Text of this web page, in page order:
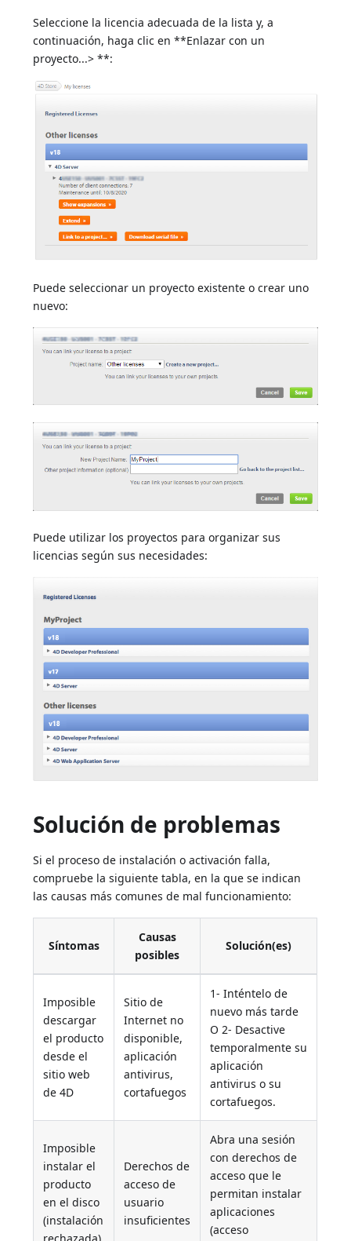
Seleccione la licencia adecuada de la lista y, a
continuación, haga clic en **Enlazar con un
proyecto...> **:
Puede seleccionar un proyecto existente o crear uno
nuevo:
Puede utilizar los proyectos para organizar sus
licencias según sus necesidades:
Solución de problemas
Si el proceso de instalación o activación falla,
compruebe la siguiente tabla, en la que se indican
las causas más comunes de mal funcionamiento:
Síntomas
Causas
posibles
Solución(es)
Imposible
descargar
el producto
desde el
sitio web
de 4D
Sitio de
Internet no
disponible,
aplicación
antivirus,
cortafuegos
1- Inténtelo de
nuevo más tarde
O 2- Desactive
temporalmente su
aplicación
antivirus o su
cortafuegos.
Imposible
instalar el
producto
en el disco
(instalación
Derechos de
acceso de
usuario
insuficientes
Abra una sesión
con derechos de
acceso que le
permitan instalar
aplicaciones
(acceso